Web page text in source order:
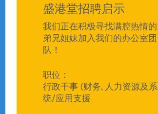
盛港堂招聘启示
我们正在积极寻找满腔热情的
弟兄姐妹加入我们的办公室团
队！
职位：
行政干事 (财务, 人力资源及系
统/应用支援